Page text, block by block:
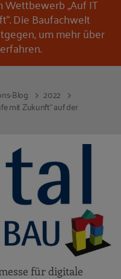
„Auf IT
Die Baufachwelt
um mehr über
Blog
2022
mit Zukunft“ auf der
für digitale